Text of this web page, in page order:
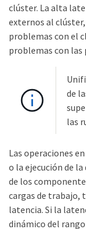
clúster. La alta
externos al
problemas con el
problemas con las
de
las
Las operaciones
o la ejecución de
de los
cargas de trabajo,
latencia. Si la
dinámico del